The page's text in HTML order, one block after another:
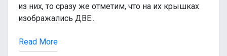
из них, то сразу же отметим, что на их крышках
изображались ДВЕ..
Read More